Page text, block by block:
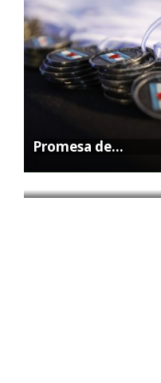
Promesa de…